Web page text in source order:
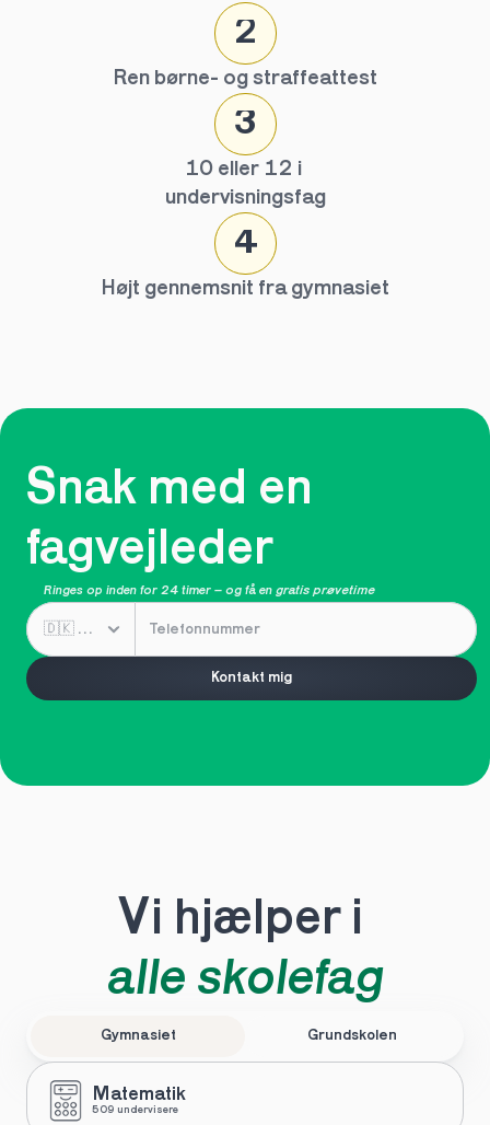
2
Ren børne- og straffeattest
3
10 eller 12 i
undervisningsfag
4
Højt gennemsnit fra gymnasiet
Snak med en
fagvejleder
Ringes op inden for 24 timer – og få en gratis prøvetime
Kontakt mig
Vi hjælper i
alle skolefag
Gymnasiet Grundskolen
Matematik
509 undervisere